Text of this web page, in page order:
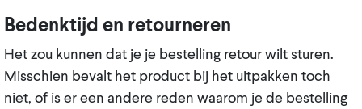
Bedenktijd en retourneren
Het zou kunnen dat je je bestelling retour wilt sturen.
Misschien bevalt het product bij het uitpakken toch
niet, of is er een andere reden waarom je de bestelling